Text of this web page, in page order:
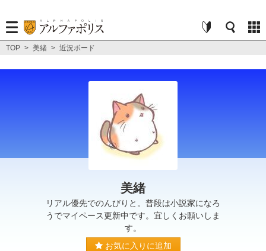
TOP > 美緒 > 近況ボード
美緒
リアル優先でのんびりと。普段は小説家になろ
うでマイペース更新中です。宜しくお願いしま
す。
お気に入りに追加